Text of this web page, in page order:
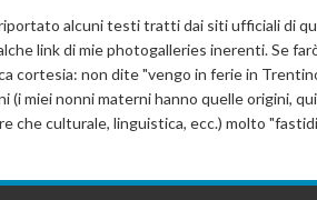
alcuni testi tratti dai siti ufficiali di
link di mie photogalleries inerenti. Se
cortesia: non dite "vengo in ferie in
(i miei nonni materni hanno quelle origini,
che culturale, linguistica, ecc.) molto